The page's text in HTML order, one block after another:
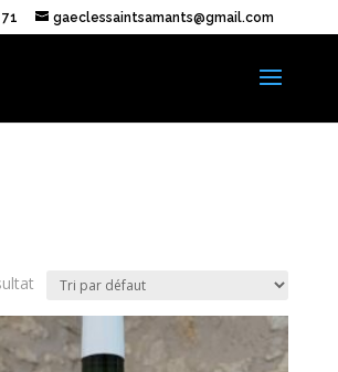
gaeclessaintsamants@gmail.com